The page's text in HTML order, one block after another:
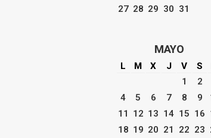
27 28 29 30 31
MAYO
L M X J V S
1
2
4
5 6 7 8 9
11 12 13 14 15 16
18 19 20 21 22 23